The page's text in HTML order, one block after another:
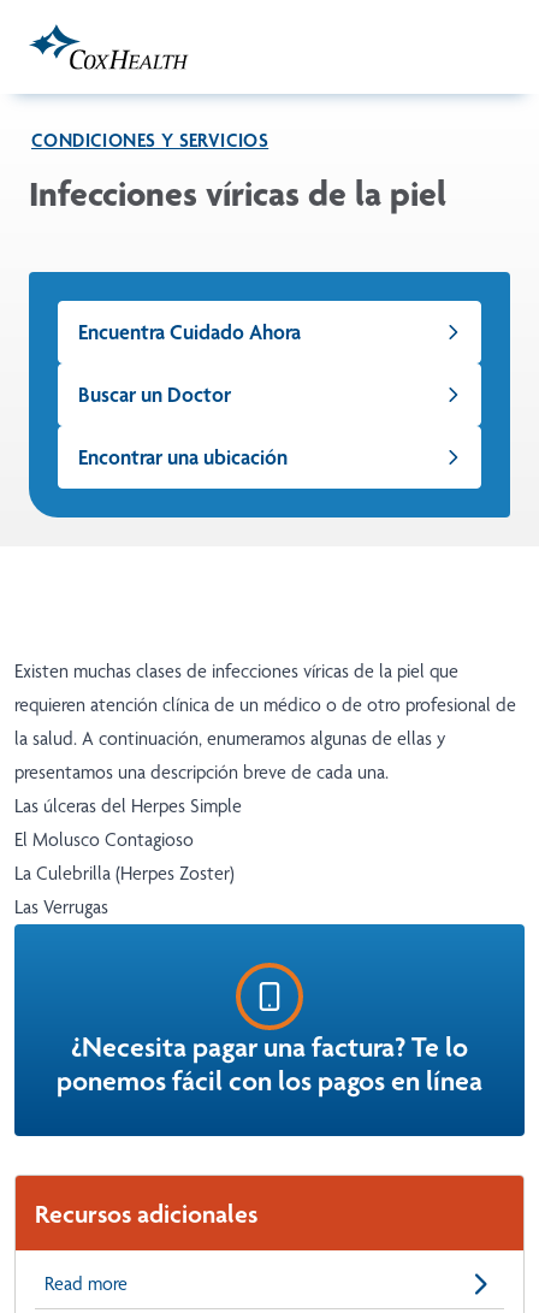
CONDICIONES Y SERVICIOS
Infecciones víricas de la piel
Encuentra Cuidado Ahora
Buscar un Doctor
Encontrar una ubicación
Existen muchas clases de infecciones víricas de la piel que
requieren atención clínica de un médico o de otro profesional de
la salud. A continuación, enumeramos algunas de ellas y
presentamos una descripción breve de cada una.
Las úlceras del Herpes Simple
El Molusco Contagioso
La Culebrilla (Herpes Zoster)
Las Verrugas
¿Necesita pagar una factura? Te lo
ponemos fácil con los pagos en línea
Recursos adicionales
Read more